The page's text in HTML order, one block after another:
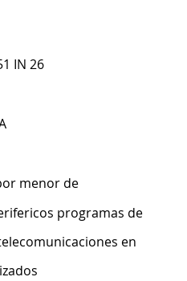
IN 26
menor de
programas de
en